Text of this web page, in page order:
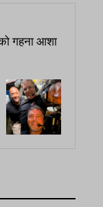
गहना आशा